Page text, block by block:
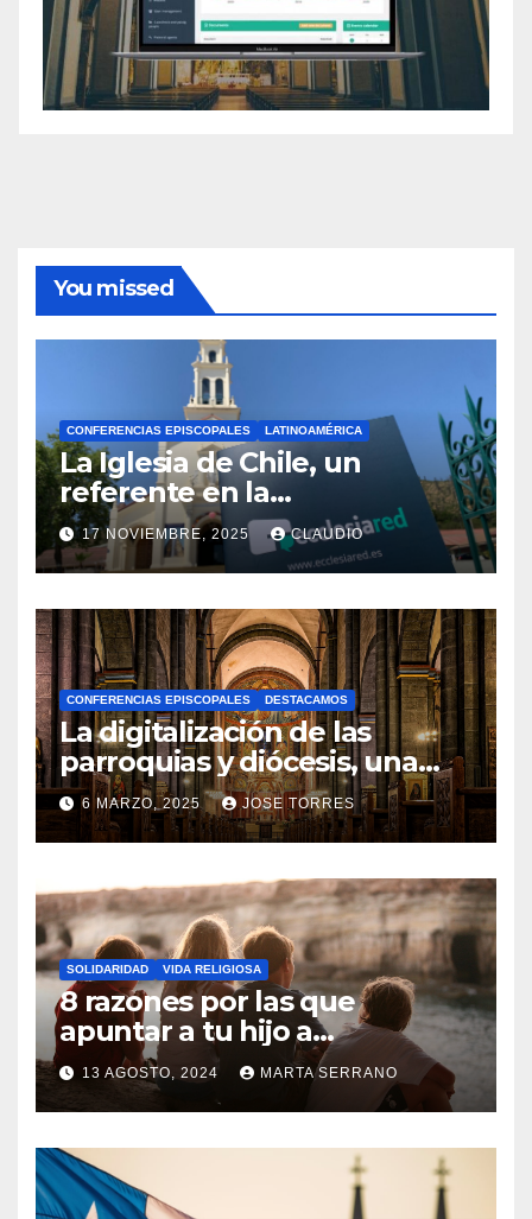
You missed
CONFERENCIAS EPISCOPALES LATINOAMÉRICA
La Iglesia de Chile, un
referente en la
transformación digital
gracias a Ecclesiared
17 NOVIEMBRE, 2025 CLAUDIO
N
O
H
A
Y
C
O
M
N
T
A
R
I
O
S
CONFERENCIAS EPISCOPALES DESTACAMOS
La digitalización de las
parroquias y diócesis, una
realidad ya para el futuro de
la Iglesia
6 MARZO, 2025 JOSE TORRES
N
O
H
A
Y
SOLIDARIDAD VIDA RELIGIOSA
8 razones por las que
apuntar a tu hijo a
Catequesis
13 AGOSTO, 2024 MARTA SERRANO
N
O